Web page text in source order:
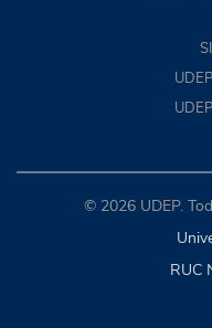
© 2026 UDEP.
RUC